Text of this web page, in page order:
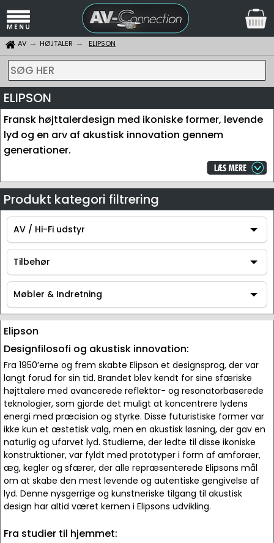
AV HØJTALER ELIPSON
SØG HER
ELIPSON
Fransk højttalerdesign med ikoniske former, levende
lyd og en arv af akustisk innovation gennem
generationer.
Produkt kategori filtrering
AV / Hi-Fi udstyr
AV / Hi-Fi udstyr
Tilbehør
Tilbehør
Møbler & Indretning
Elipson
Designfilosofi og akustisk innovation:
Fra 1950’erne og frem skabte Elipson et designsprog, der var
langt forud for sin tid. Brandet blev kendt for sine sfæriske
højttalere med avancerede reflektor- og resonatorbaserede
teknologier, som gjorde det muligt at koncentrere lydens
energi med præcision og styrke. Disse futuristiske former var
ikke kun et æstetisk valg, men en akustisk løsning, der gav en
naturlig og ufarvet lyd. Studierne, der ledte til disse ikoniske
konstruktioner, var fyldt med prototyper i form af amforaer,
æg, kegler og sfærer, der alle repræsenterede Elipsons mål
om at skabe den mest levende og autentiske gengivelse af
lyd. Denne nysgerrige og kunstneriske tilgang til akustisk
design har altid været kernen i Elipsons udvikling.
Fra studier til hjemmet: